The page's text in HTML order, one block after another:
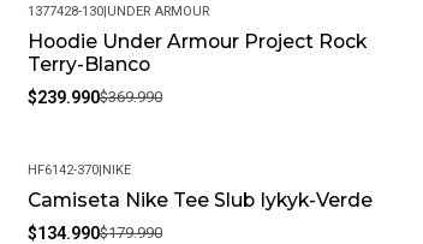
-35%
1377428-130|UNDER ARMOUR
Hoodie Under Armour Project Rock
Terry-Blanco
$239.990$369.990
-25%
HF6142-370|NIKE
Camiseta Nike Tee Slub Iykyk-Verde
$134.990$179.990